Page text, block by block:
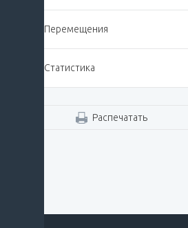
Перемещения
Статистика
Распечатать